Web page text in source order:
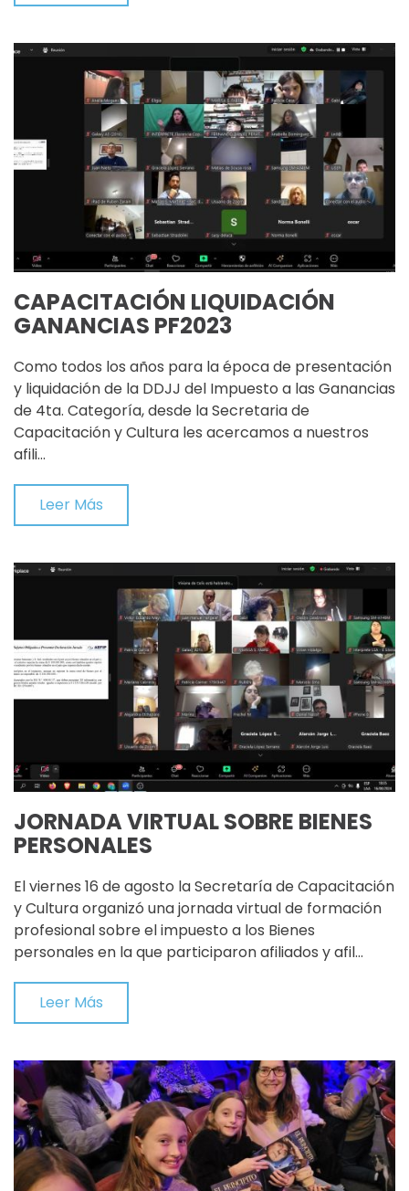
CAPACITACIÓN LIQUIDACIÓN
GANANCIAS PF2023
Como todos los años para la época de presentación
y liquidación de la DDJJ del Impuesto a las Ganancias
de 4ta. Categoría, desde la Secretaria de
Capacitación y Cultura les acercamos a nuestros
afili…
Leer Más
JORNADA VIRTUAL SOBRE BIENES
PERSONALES
El viernes 16 de agosto la Secretaría de Capacitación
y Cultura organizó una jornada virtual de formación
profesional sobre el impuesto a los Bienes
personales en la que participaron afiliados y afil…
Leer Más